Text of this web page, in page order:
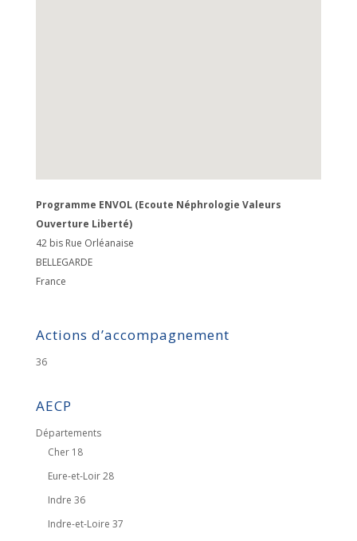
Programme ENVOL (Ecoute Néphrologie Valeurs
Ouverture Liberté)
42 bis Rue Orléanaise
BELLEGARDE
France
Actions d’accompagnement
36
AECP
Départements
Cher 18
Eure-et-Loir 28
Indre 36
Indre-et-Loire 37